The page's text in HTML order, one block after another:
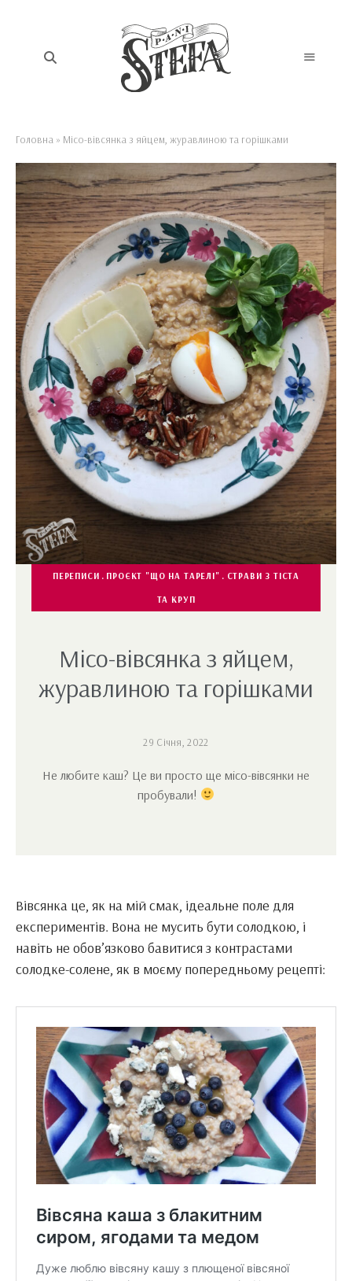
Головна » Місо-вівсянка з яйцем, журавлиною та горішками
ПЕРЕПИСИ ПРОЄКТ "ЩО НА ТАРЕЛІ" СТРАВИ З ТІСТА
ТА КРУП
Місо-вівсянка з яйцем,
журавлиною та горішками
29 Січня, 2022
Не любите каш? Це ви просто ще місо-вівсянки не
пробували!
Вівсянка це, як на мій смак, ідеальне поле для
експериментів. Вона не мусить бути солодкою, і
навіть не обов’язково бавитися з контрастами
солодке-солене, як в моєму попередньому рецепті: